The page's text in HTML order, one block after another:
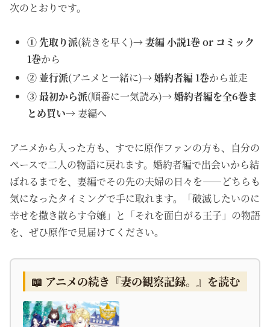
次のとおりです。
① 先取り派(続きを早く)→妻編 小説1巻 or コミック
1巻から
② 並行派(アニメと一緒に)→婚約者編 1巻から並走
③ 最初から派(順番に一気読み)→婚約者編を全6巻ま
とめ買い→ 妻編へ
アニメから入った方も、すでに原作ファンの方も、自分の
ペースで二人の物語に戻れます。婚約者編で出会いから結
ばれるまでを、妻編でその先の夫婦の日々を——どちらも
気になったタイミングで手に取れます。「破滅したいのに
幸せを撒き散らす令嬢」と「それを面白がる王子」の物語
を、ぜひ原作で見届けてください。
📖 アニメの続き『妻の観察記録。』を読む